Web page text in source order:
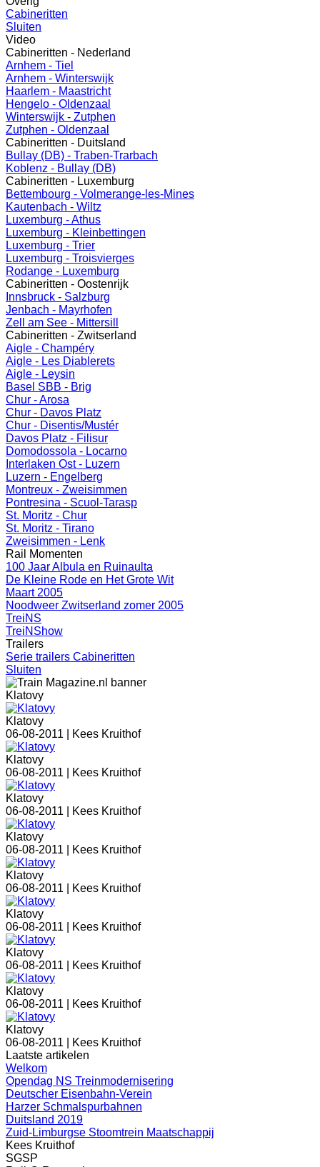
Cabineritten
Sluiten
Video
Cabineritten - Nederland
Arnhem - Tiel
Arnhem - Winterswijk
Haarlem - Maastricht
Hengelo - Oldenzaal
Winterswijk - Zutphen
Zutphen - Oldenzaal
Cabineritten - Duitsland
Bullay (DB) - Traben-Trarbach
Koblenz - Bullay (DB)
Cabineritten - Luxemburg
Bettembourg - Volmerange-les-Mines
Kautenbach - Wiltz
Luxemburg - Athus
Luxemburg - Kleinbettingen
Luxemburg - Trier
Luxemburg - Troisvierges
Rodange - Luxemburg
Cabineritten - Oostenrijk
Innsbruck - Salzburg
Jenbach - Mayrhofen
Zell am See - Mittersill
Cabineritten - Zwitserland
Aigle - Champéry
Aigle - Les Diablerets
Aigle - Leysin
Basel SBB - Brig
Chur - Arosa
Chur - Davos Platz
Chur - Disentis/Mustér
Davos Platz - Filisur
Domodossola - Locarno
Interlaken Ost - Luzern
Luzern - Engelberg
Montreux - Zweisimmen
Pontresina - Scuol-Tarasp
St. Moritz - Chur
St. Moritz - Tirano
Zweisimmen - Lenk
Rail Momenten
100 Jaar Albula en Ruinaulta
De Kleine Rode en Het Grote Wit
Maart 2005
Noodweer Zwitserland zomer 2005
TreiNS
TreiNShow
Trailers
Serie trailers Cabineritten
Sluiten
Klatovy
Klatovy
06-08-2011 |
Kees Kruithof
Klatovy
06-08-2011 |
Kees Kruithof
Klatovy
06-08-2011 |
Kees Kruithof
Klatovy
06-08-2011 |
Kees Kruithof
Klatovy
06-08-2011 |
Kees Kruithof
Klatovy
06-08-2011 |
Kees Kruithof
Klatovy
06-08-2011 |
Kees Kruithof
Klatovy
06-08-2011 |
Kees Kruithof
Klatovy
06-08-2011 |
Kees Kruithof
Laatste artikelen
Welkom
Opendag NS Treinmodernisering
Deutscher Eisenbahn-Verein
Harzer Schmalspurbahnen
Duitsland 2019
Zuid-Limburgse Stoomtrein Maatschappij
Kees Kruithof
SGSP